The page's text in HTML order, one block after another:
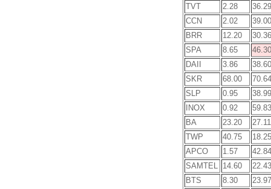
TVT
2.28
36.29
CCN
2.02
39.00
BRR
12.20
30.36
SPA
8.65
46.30
DAII
3.86
38.60
SKR
68.00
70.64
SLP
0.95
38.99
INOX
0.92
59.83
BA
23.20
27.11
TWP
40.75
18.25
APCO
1.57
42.84
SAMTEL
14.60
22.43
BTS
8.30
23.97